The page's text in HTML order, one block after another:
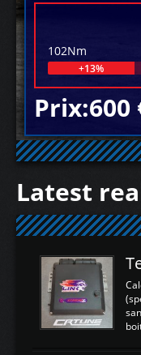
102Nm
+13%
Prix:600
Latest